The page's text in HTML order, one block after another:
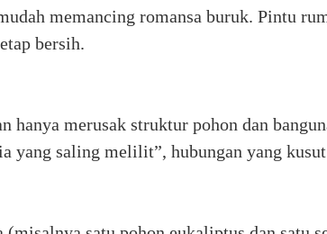
memancing romansa buruk. Pintu
bersih.
merusak struktur pohon dan
yang saling melilit”, hubungan yang